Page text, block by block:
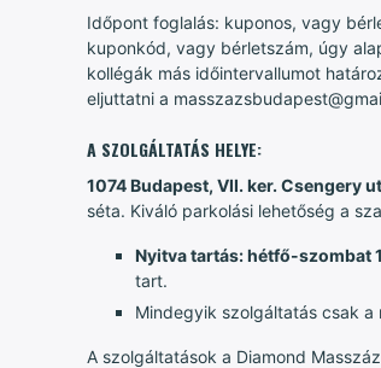
Időpont foglalás: kuponos, vagy
kuponkód, vagy bérletszám, úgy
kollégák más időintervallumot
eljuttatni a
A SZOLGÁLTATÁS HELYE:
1074 Budapest, VII. ker. Csengery
séta. Kiváló parkolási lehetőség a
Nyitva tartás: hétfő-szombat
tart.
Mindegyik szolgáltatás csak
A szolgáltatások a Diamond